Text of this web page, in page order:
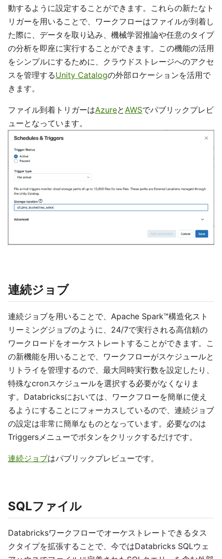
動するように設定することができます。これらの新たなト
リガーを用いることで、ワークフローはファイルが到着し
た際に、データを取り込み、機械学習推論や任意のタイプ
の分析を即座に実行することができます。この機能の活用
をシンプルにするために、クラウドストレージへのアクセ
スを管理するUnity Catalogの外部ロケーションを活用で
きます。
ファイル到着トリガーはAzureとAWSでパブリックプレビ
ューとなっています。
連続ジョブ
連続ジョブを用いることで、Apache Spark™構造化スト
リーミングジョブのように、24/7で実行される高信頼の
ワークロードをオーケストレートすることができます。こ
の新機能を用いることで、ワークフローがスケジュールと
リトライを管理するので、最大同時実行数を設定したり、
特殊なcronスケジュールを選択する必要がなくなりま
す。Databricksにおいては、ワークフローを簡単に使え
るようにすることにフォーカスしているので、連続ジョブ
の設定は非常に簡単なものとなっています。必要なのは
Triggersメニューでボタンをクリックするだけです。
連続ジョブはパブリックプレビューです。
SQLファイル
Databricksワークフローでオーケストレートできるタス
クタイプを拡張することで、今ではDatabricks SQLウェ